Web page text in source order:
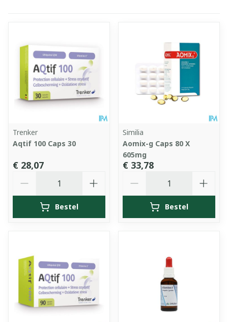
Trenker
Aqtif 100 Caps 30
€ 28,07
Bestel
Similia
Aomix-g Caps 80 X
605mg
€ 33,78
Bestel